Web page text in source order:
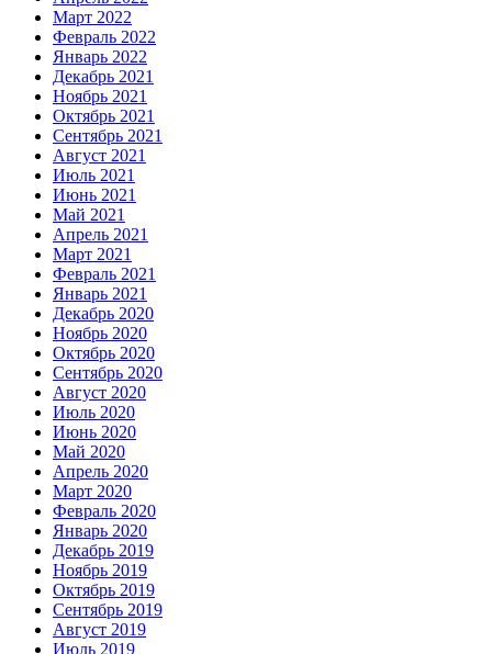
Март 2022
Февраль 2022
Январь 2022
Декабрь 2021
Ноябрь 2021
Октябрь 2021
Сентябрь 2021
Август 2021
Июль 2021
Июнь 2021
Май 2021
Апрель 2021
Март 2021
Февраль 2021
Январь 2021
Декабрь 2020
Ноябрь 2020
Октябрь 2020
Сентябрь 2020
Август 2020
Июль 2020
Июнь 2020
Май 2020
Апрель 2020
Март 2020
Февраль 2020
Январь 2020
Декабрь 2019
Ноябрь 2019
Октябрь 2019
Сентябрь 2019
Август 2019
Июль 2019